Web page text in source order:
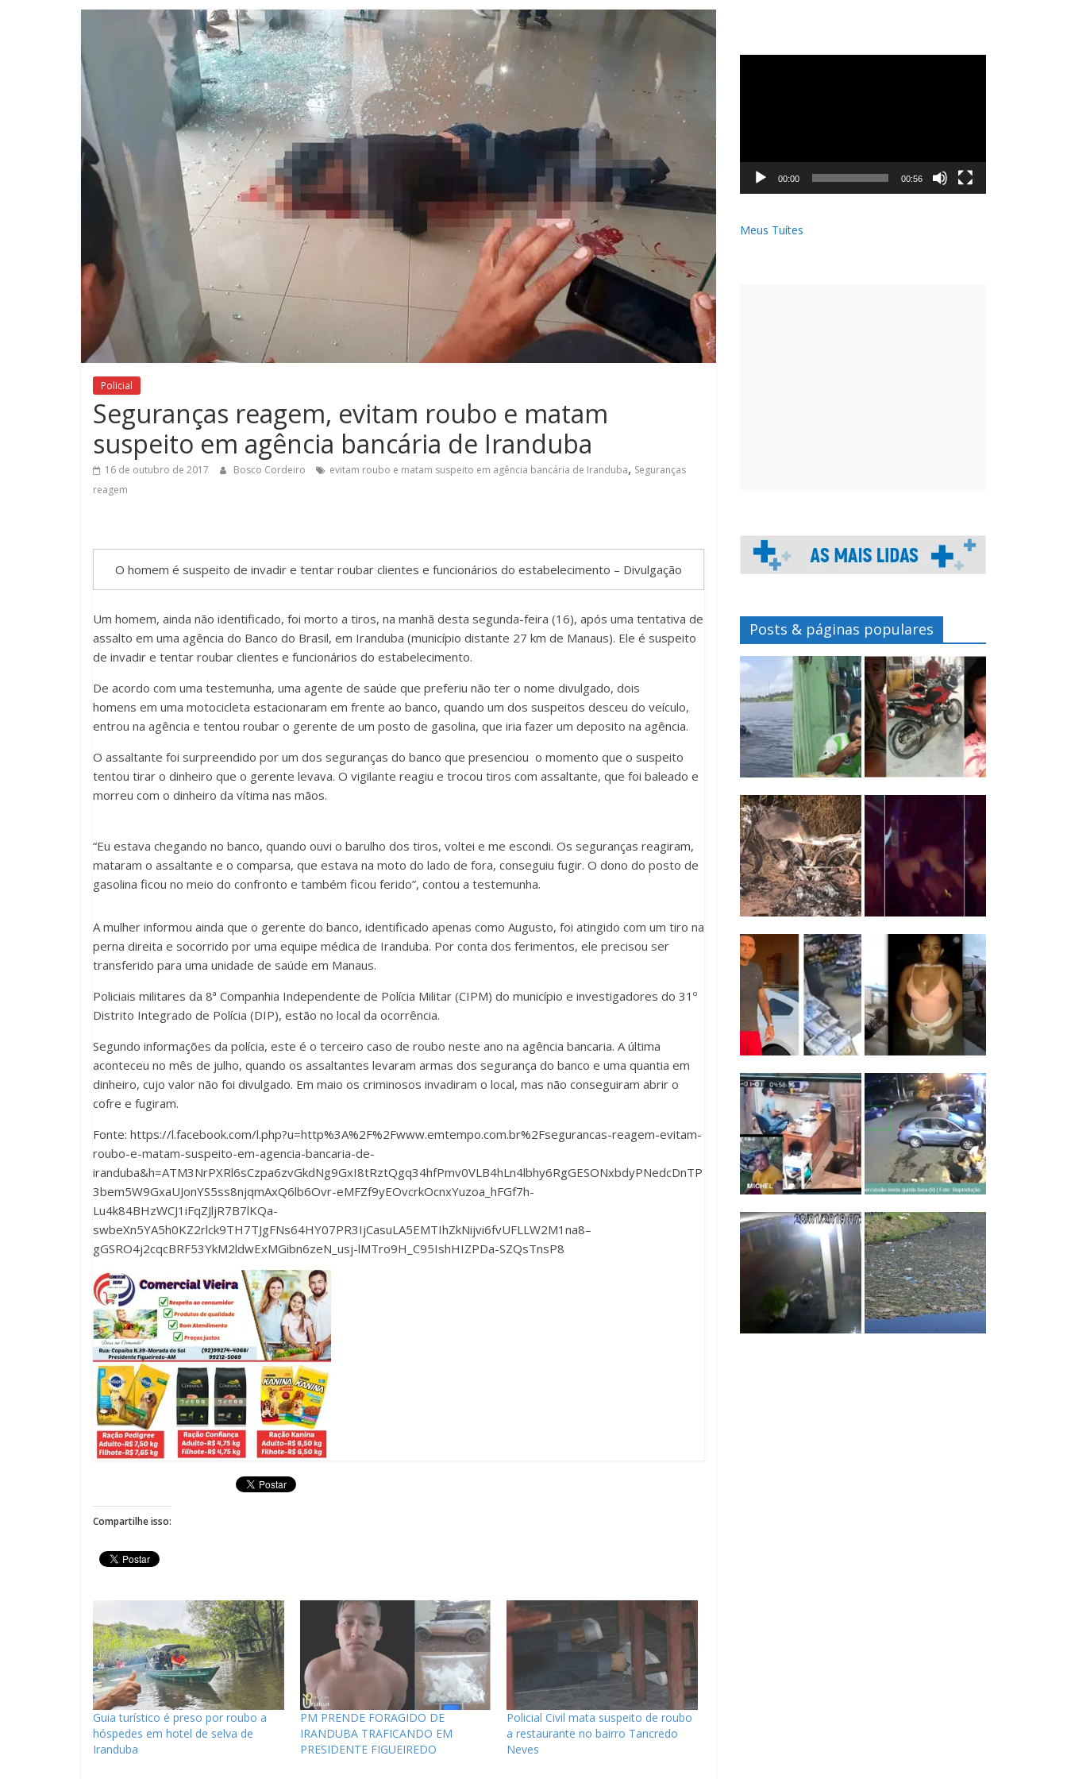
Policial
Seguranças reagem, evitam roubo e matam
suspeito em agência bancária de Iranduba
16 de outubro de 2017 Bosco Cordeiro evitam roubo e matam suspeito em agência bancária de Iranduba, Seguranças
reagem
O homem é suspeito de invadir e tentar roubar clientes e funcionários do estabelecimento – Divulgação
Um homem, ainda não identificado, foi morto a tiros, na manhã desta segunda-feira (16), após uma tentativa de
assalto em uma agência do Banco do Brasil, em Iranduba (município distante 27 km de Manaus). Ele é suspeito
de invadir e tentar roubar clientes e funcionários do estabelecimento.
De acordo com uma testemunha, uma agente de saúde que preferiu não ter o nome divulgado, dois
homens em uma motocicleta estacionaram em frente ao banco, quando um dos suspeitos desceu do veículo,
entrou na agência e tentou roubar o gerente de um posto de gasolina, que iria fazer um deposito na agência.
O assaltante foi surpreendido por um dos seguranças do banco que presenciou o momento que o suspeito
tentou tirar o dinheiro que o gerente levava. O vigilante reagiu e trocou tiros com assaltante, que foi baleado e
morreu com o dinheiro da vítima nas mãos.
“Eu estava chegando no banco, quando ouvi o barulho dos tiros, voltei e me escondi. Os seguranças reagiram,
mataram o assaltante e o comparsa, que estava na moto do lado de fora, conseguiu fugir. O dono do posto de
gasolina ficou no meio do confronto e também ficou ferido”, contou a testemunha.
A mulher informou ainda que o gerente do banco, identificado apenas como Augusto, foi atingido com um tiro na
perna direita e socorrido por uma equipe médica de Iranduba. Por conta dos ferimentos, ele precisou ser
transferido para uma unidade de saúde em Manaus.
Policiais militares da 8ª Companhia Independente de Polícia Militar (CIPM) do município e investigadores do 31º
Distrito Integrado de Polícia (DIP), estão no local da ocorrência.
Segundo informações da polícia, este é o terceiro caso de roubo neste ano na agência bancaria. A última
aconteceu no mês de julho, quando os assaltantes levaram armas dos segurança do banco e uma quantia em
dinheiro, cujo valor não foi divulgado. Em maio os criminosos invadiram o local, mas não conseguiram abrir o
cofre e fugiram.
Fonte: https://l.facebook.com/l.php?u=http%3A%2F%2Fwww.emtempo.com.br%2Fsegurancas-reagem-evitam-
roubo-e-matam-suspeito-em-agencia-bancaria-de-
iranduba&h=ATM3NrPXRl6sCzpa6zvGkdNg9GxI8tRztQgq34hfPmv0VLB4hLn4lbhy6RgGESONxbdyPNedcDnTP
3bem5W9GxaUJonYS5ss8njqmAxQ6lb6Ovr-eMFZf9yEOvcrkOcnxYuzoa_hFGf7h-
Lu4k84BHzWCJ1iFqZJljR7B7lKQa-
swbeXn5YA5h0KZ2rlck9TH7TJgFNs64HY07PR3IjCasuLA5EMTIhZkNijvi6fvUFLLW2M1na8–
gGSRO4j2cqcBRF53YkM2ldwExMGibn6zeN_usj-lMTro9H_C95IshHIZPDa-SZQsTnsP8
Compartilhe isso:
Guia turístico é preso por roubo a
hóspedes em hotel de selva de
Iranduba
PM PRENDE FORAGIDO DE
IRANDUBA TRAFICANDO EM
PRESIDENTE FIGUEIREDO
Policial Civil mata suspeito de roubo
a restaurante no bairro Tancredo
Neves
00:00 00:56
Meus Tuítes
Posts & páginas populares